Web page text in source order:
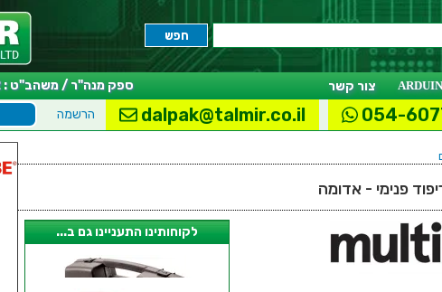
צור קשר
ספק מנה"ר / משהב"ט : 083-074572
הרשמה dalpak@talmir.co.il 054-
לקוחותינו התעניינו גם ב...